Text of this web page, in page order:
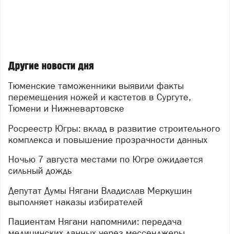
Другие новости дня
Тюменские таможенники выявили факты
перемещения ножей и кастетов в Сургуте,
Тюмени и Нижневартовске
Росреестр Югры: вклад в развитие строительного
комплекса и повышение прозрачности данных
Ночью 7 августа местами по Югре ожидается
сильный дождь
Депутат Думы Нягани Владислав Меркушин
выполняет наказы избирателей
Пациентам Нягани напомнили: передача